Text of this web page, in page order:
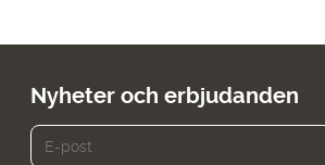
Nyheter och erbjudanden